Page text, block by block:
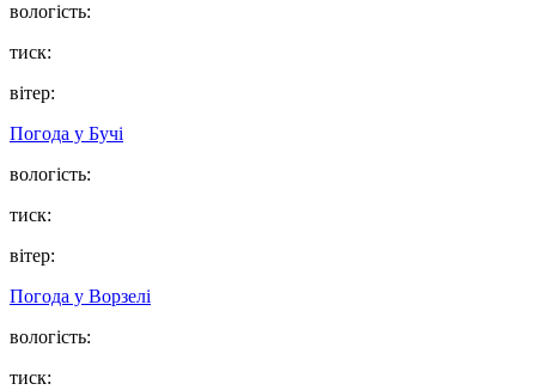
вологість:
тиск:
вітер:
Погода у Бучі
вологість:
тиск:
вітер:
Погода у Ворзелі
вологість:
тиск: